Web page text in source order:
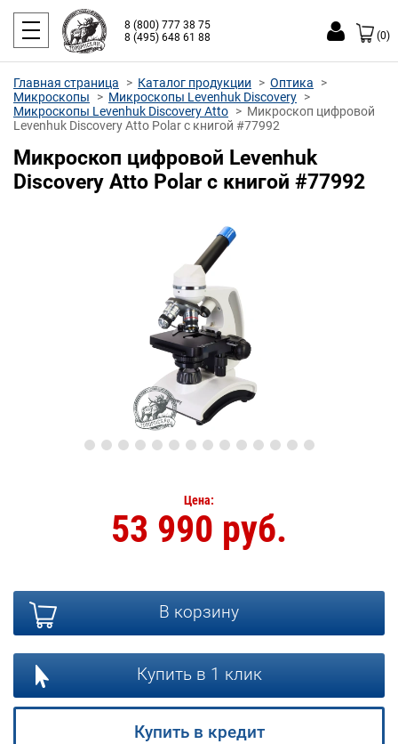
8 (800) 777 38 75
8 (495) 648 61 88
(0)
Главная страница Каталог продукции
Оптика
Микроскопы
Микроскопы Levenhuk Discovery
Микроскопы Levenhuk Discovery Atto
Микроскоп цифровой
Levenhuk Discovery Atto Polar с книгой #77992
Микроскоп цифровой Levenhuk
Discovery Atto Polar с книгой #77992
Цена:
53 990 руб.
В корзину
Купить в 1 клик
Купить в кредит